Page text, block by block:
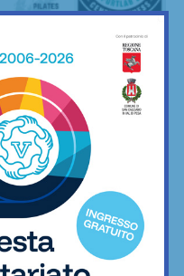
Day”: sport,
a...
a tutti che celebra i
dettagli e le informazioni per